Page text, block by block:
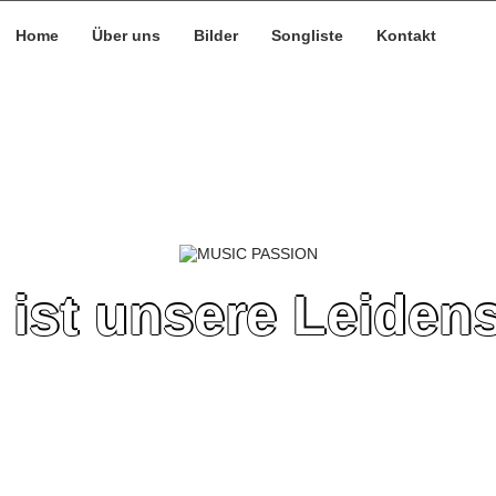
Home Über uns Bilder Songliste Kontakt
ist unsere